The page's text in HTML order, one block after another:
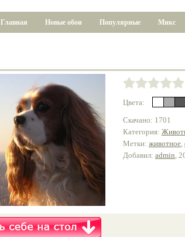
Главная Новые обои Популярные Микс
Цвета:
Скачано: 1701
Категория:
Метки: животное,
Добавил: admin,